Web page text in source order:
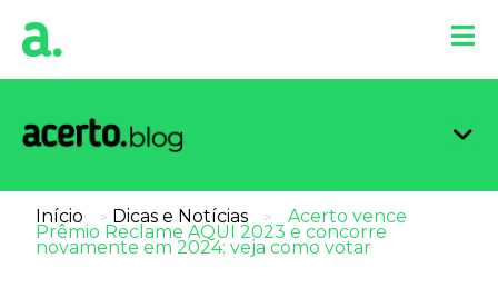
Início > Dicas e Notícias > Acerto vence
Prêmio Reclame AQUI 2023 e concorre
novamente em 2024: veja como votar